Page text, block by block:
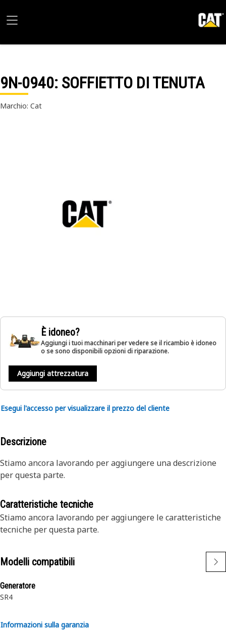
9N-0940: SOFFIETTO DI TENUTA
Marchio: Cat
È idoneo?
Aggiungi i tuoi macchinari per vedere se il ricambio è idoneo
o se sono disponibili opzioni di riparazione.
Aggiungi attrezzatura
Esegui l'accesso per visualizzare il prezzo del cliente
Descrizione
Stiamo ancora lavorando per aggiungere una descrizione
per questa parte.
Caratteristiche tecniche
Stiamo ancora lavorando per aggiungere le caratteristiche
tecniche per questa parte.
Modelli compatibili
Generatore
SR4
Informazioni sulla garanzia